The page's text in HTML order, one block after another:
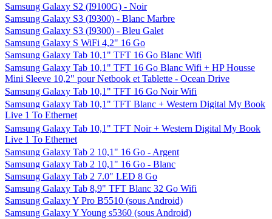
Samsung Galaxy S2 (I9100G) - Noir
Samsung Galaxy S3 (I9300) - Blanc Marbre
Samsung Galaxy S3 (I9300) - Bleu Galet
Samsung Galaxy S WiFi 4,2" 16 Go
Samsung Galaxy Tab 10,1" TFT 16 Go Blanc Wifi
Samsung Galaxy Tab 10,1" TFT 16 Go Blanc Wifi + HP Housse
Mini Sleeve 10,2" pour Netbook et Tablette - Ocean Drive
Samsung Galaxy Tab 10,1" TFT 16 Go Noir Wifi
Samsung Galaxy Tab 10,1" TFT Blanc + Western Digital My Book
Live 1 To Ethernet
Samsung Galaxy Tab 10,1" TFT Noir + Western Digital My Book
Live 1 To Ethernet
Samsung Galaxy Tab 2 10,1" 16 Go - Argent
Samsung Galaxy Tab 2 10,1" 16 Go - Blanc
Samsung Galaxy Tab 2 7.0" LED 8 Go
Samsung Galaxy Tab 8,9" TFT Blanc 32 Go Wifi
Samsung Galaxy Y Pro B5510 (sous Android)
Samsung Galaxy Y Young s5360 (sous Android)